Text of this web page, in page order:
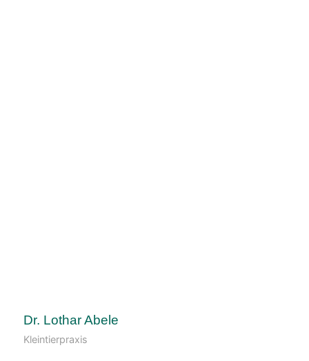
Dr. Lothar Abele
Kleintierpraxis